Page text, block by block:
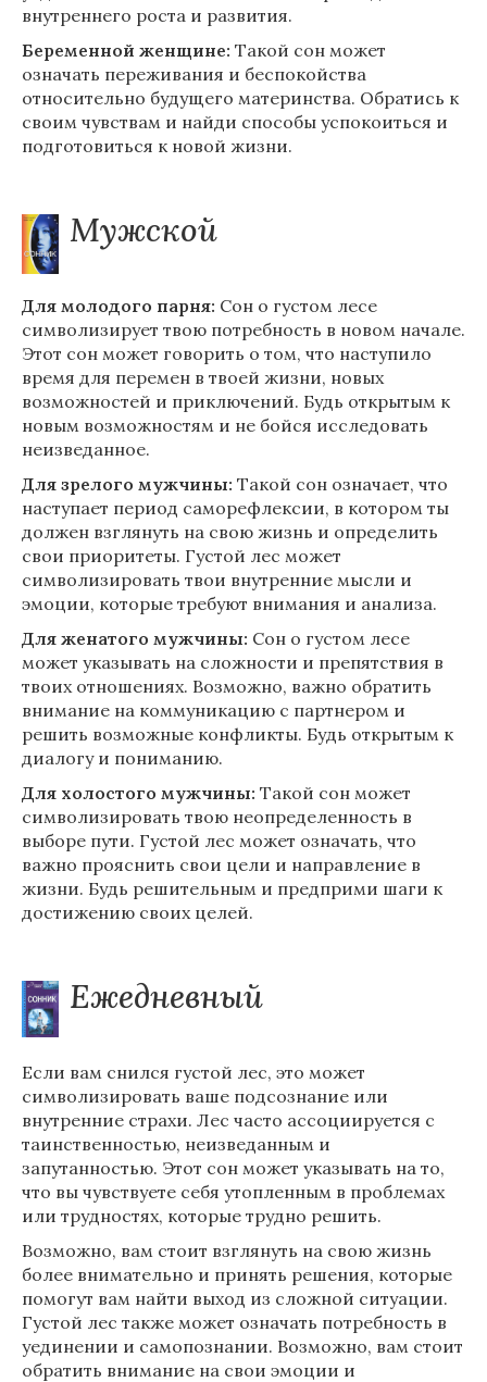
внутреннего роста и развития.
Беременной женщине: Такой сон может
означать переживания и беспокойства
относительно будущего материнства. Обратись к
своим чувствам и найди способы успокоиться и
подготовиться к новой жизни.
Мужской
Для молодого парня: Сон о густом лесе
символизирует твою потребность в новом начале.
Этот сон может говорить о том, что наступило
время для перемен в твоей жизни, новых
возможностей и приключений. Будь открытым к
новым возможностям и не бойся исследовать
неизведанное.
Для зрелого мужчины: Такой сон означает, что
наступает период саморефлексии, в котором ты
должен взглянуть на свою жизнь и определить
свои приоритеты. Густой лес может
символизировать твои внутренние мысли и
эмоции, которые требуют внимания и анализа.
Для женатого мужчины: Сон о густом лесе
может указывать на сложности и препятствия в
твоих отношениях. Возможно, важно обратить
внимание на коммуникацию с партнером и
решить возможные конфликты. Будь открытым к
диалогу и пониманию.
Для холостого мужчины: Такой сон может
символизировать твою неопределенность в
выборе пути. Густой лес может означать, что
важно прояснить свои цели и направление в
жизни. Будь решительным и предприми шаги к
достижению своих целей.
Ежедневный
Если вам снился густой лес, это может
символизировать ваше подсознание или
внутренние страхи. Лес часто ассоциируется с
таинственностью, неизведанным и
запутанностью. Этот сон может указывать на то,
что вы чувствуете себя утопленным в проблемах
или трудностях, которые трудно решить.
Возможно, вам стоит взглянуть на свою жизнь
более внимательно и принять решения, которые
помогут вам найти выход из сложной ситуации.
Густой лес также может означать потребность в
уединении и самопознании. Возможно, вам стоит
обратить внимание на свои эмоции и